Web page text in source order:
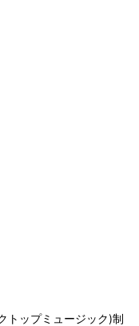
トップミュージック)制